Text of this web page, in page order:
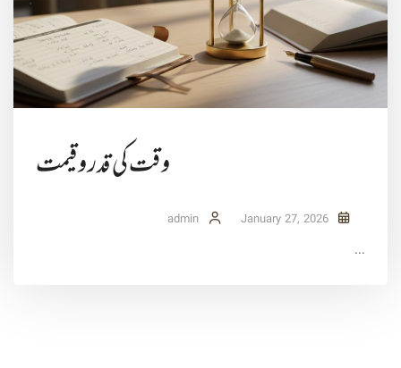
وقت کی قدر و قیمت
January 27, 2026
admin
...